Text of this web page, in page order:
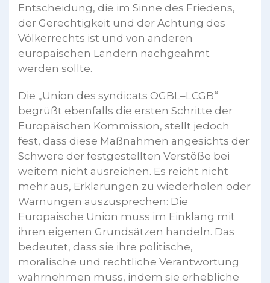
Entscheidung, die im Sinne des Friedens,
der Gerechtigkeit und der Achtung des
Völkerrechts ist und von anderen
europäischen Ländern nachgeahmt
werden sollte.
Die „Union des syndicats OGBL–LCGB“
begrüßt ebenfalls die ersten Schritte der
Europäischen Kommission, stellt jedoch
fest, dass diese Maßnahmen angesichts der
Schwere der festgestellten Verstöße bei
weitem nicht ausreichen. Es reicht nicht
mehr aus, Erklärungen zu wiederholen oder
Warnungen auszusprechen: Die
Europäische Union muss im Einklang mit
ihren eigenen Grundsätzen handeln. Das
bedeutet, dass sie ihre politische,
moralische und rechtliche Verantwortung
wahrnehmen muss, indem sie erhebliche